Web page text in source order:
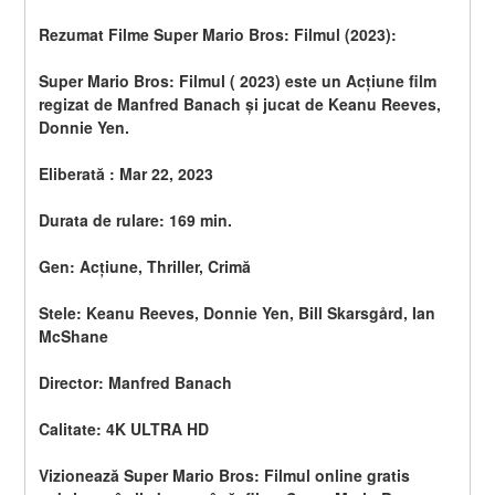
Rezumat Filme Super Mario Bros: Filmul (2023):
Super Mario Bros: Filmul ( 2023) este un Acțiune film
regizat de Manfred Banach și jucat de Keanu Reeves,
Donnie Yen.
Eliberată : Mar 22, 2023
Durata de rulare: 169 min.
Gen: Acțiune, Thriller, Crimă
Stele: Keanu Reeves, Donnie Yen, Bill Skarsgård, Ian
McShane
Director: Manfred Banach
Calitate: 4K ULTRA HD
Vizionează Super Mario Bros: Filmul online gratis